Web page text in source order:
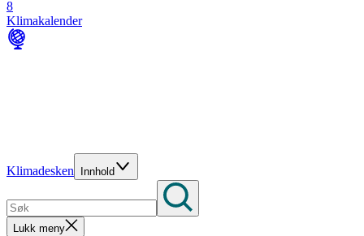
8
Klimakalender
Klimadesken Innhold
Lukk meny